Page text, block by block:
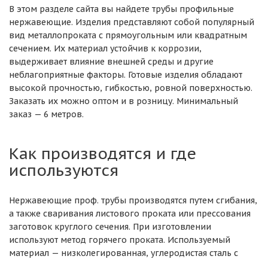
В этом разделе сайта вы найдете трубы профильные
нержавеющие. Изделия представляют собой популярный
вид металлопроката с прямоугольным или квадратным
сечением. Их материал устойчив к коррозии,
выдерживает влияние внешней среды и другие
неблагоприятные факторы. Готовые изделия обладают
высокой прочностью, гибкостью, ровной поверхностью.
Заказать их можно оптом и в розницу. Минимальный
заказ — 6 метров.
Как производятся и где
используются
Нержавеющие проф. трубы производятся путем сгибания,
а также сваривания листового проката или прессования
заготовок круглого сечения. При изготовлении
используют метод горячего проката. Используемый
материал — низколегированная, углеродистая сталь с